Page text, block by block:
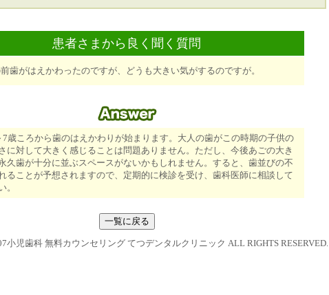
患者さまから良く聞く質問
歯がはえかわったのですが、どうも大きい気がするのですが。
7歳ころから歯のはえかわりが始まります。大人の歯がこの時期の子供の
に対して大きく感じることは問題ありません。ただし、今後あごの大き
久歯が十分に並ぶスペースがないかもしれません。すると、歯並びの不
ることが予想されますので、定期的に検診を受け、歯科医師に相談して
。
小児歯科 無料カウンセリング てつデンタルクリニック ALL RIGHTS RESERVED.